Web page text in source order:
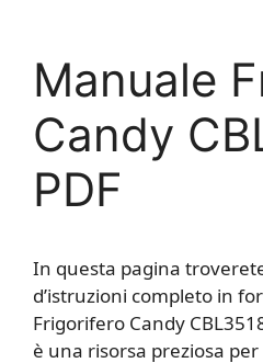
Manuale
Candy
PDF
In questa pagina
d’istruzioni completo in
Frigorifero Candy
è una risorsa preziosa